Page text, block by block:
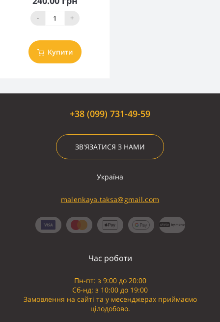
- +
Купити
+38 (099) 731-49-59
ЗВ'ЯЗАТИСЯ З НАМИ
Україна
malenkaya.taksa@gmail.com
Час роботи
Пн-пт: з 9:00 до 20:00
Сб-нд: з 10:00 до 19:00
Замовлення на сайті та у месенджерах приймаємо
цілодобово.